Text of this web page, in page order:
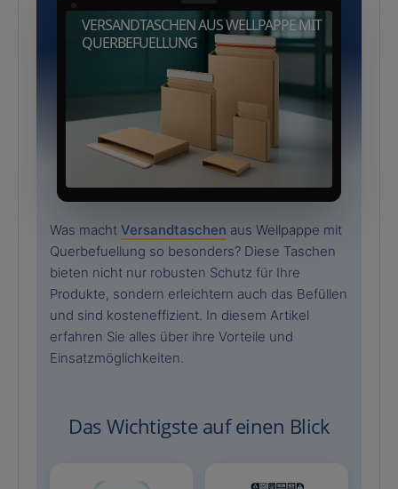
VERSANDTASCHEN AUS WELLPAPPE MIT
QUERBEFUELLUNG
Was macht Versandtaschen aus Wellpappe mit
Querbefuellung so besonders? Diese Taschen
bieten nicht nur robusten Schutz für Ihre
Produkte, sondern erleichtern auch das Befüllen
und sind kosteneffizient. In diesem Artikel
erfahren Sie alles über ihre Vorteile und
Einsatzmöglichkeiten.
Das Wichtigste auf einen Blick